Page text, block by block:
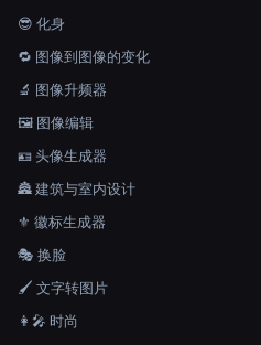
😎 化身
🔁 图像到图像的变化
🔬 图像升频器
🖼️ 图像编辑
🪪 头像生成器
🏯 建筑与室内设计
⚜️ 徽标生成器
🎭 换脸
🖌️ 文字转图片
👩‍🎤 时尚